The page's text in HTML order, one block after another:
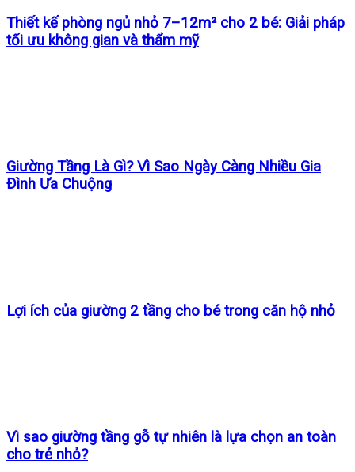
Thiết kế phòng ngủ nhỏ 7–12m² cho 2 bé: Giải pháp
tối ưu không gian và thẩm mỹ
Giường Tầng Là Gì? Vì Sao Ngày Càng Nhiều Gia
Đình Ưa Chuộng
Lợi ích của giường 2 tầng cho bé trong căn hộ nhỏ
Vì sao giường tầng gỗ tự nhiên là lựa chọn an toàn
cho trẻ nhỏ?